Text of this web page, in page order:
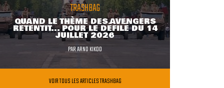
TRASHBAG
QUAND LE THÈME DES AVENGERS
RETENTIT... POUR LE DÉFILÉ DU 14
JUILLET 2026
PARARNO KIKOO
VOIR TOUS LES ARTICLES TRASHBAG